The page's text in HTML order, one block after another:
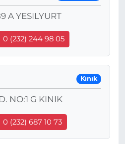
A YESILYURT
0 (232) 244 98 05
Kınık
NO:1 G KINIK
0 (232) 687 10 73